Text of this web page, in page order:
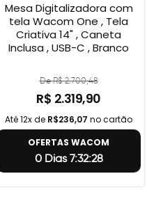
Mesa Digitalizadora com
tela Wacom One , Tela
Criativa 14" , Caneta
Inclusa , USB-C , Branco
De R$ 2.700,48
R$ 2.319,90
Até 12x de R$236,07 no cartão
OFERTAS WACOM
0 Dias 7:32:27